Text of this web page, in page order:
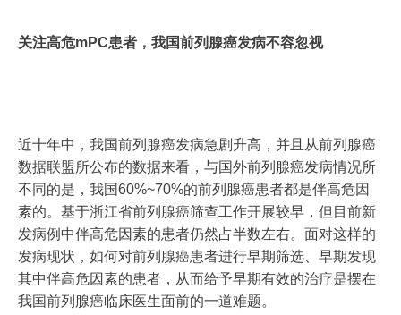
关注高危mPC患者，我国前列腺癌发病不容忽视
近十年中，我国前列腺癌发病急剧升高，并且从前列腺癌
数据联盟所公布的数据来看，与国外前列腺癌发病情况所
不同的是，我国60%~70%的前列腺癌患者都是伴高危因
素的。基于浙江省前列腺癌筛查工作开展较早，但目前新
发病例中伴高危因素的患者仍然占半数左右。面对这样的
发病现状，如何对前列腺癌患者进行早期筛选、早期发现
其中伴高危因素的患者，从而给予早期有效的治疗是摆在
我国前列腺癌临床医生面前的一道难题。